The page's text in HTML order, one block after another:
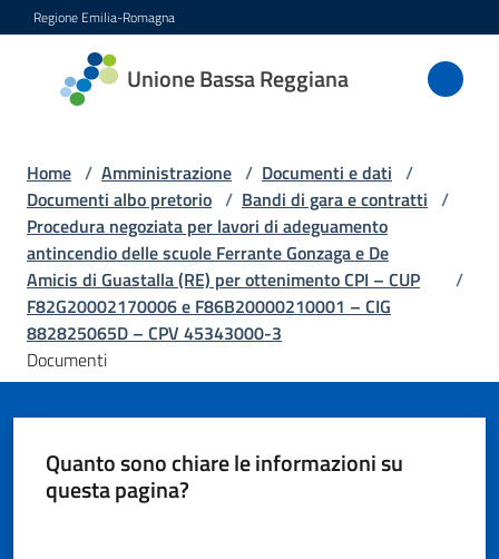
Vai al contenuto
Vai alla navigazione
Vai al footer
Regione Emilia-Romagna
Unione Bassa Reggiana
Unione
Bassa
Amministrazione
Menu selezionato
Novità
Servizi
Vivere
Home / Amministrazione / Documenti e dati /
Documenti albo pretorio / Bandi di gara e contratti /
Procedura negoziata per lavori di adeguamento
antincendio delle scuole Ferrante Gonzaga e De
Amicis di Guastalla (RE) per ottenimento CPI – CUP
F82G20002170006 e F86B20000210001 – CIG
882825065D – CPV 45343000-3
/
Documenti
Quanto sono chiare le informazioni su
questa pagina?